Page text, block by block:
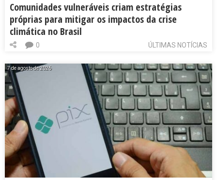
Comunidades vulneráveis criam estratégias
próprias para mitigar os impactos da crise
climática no Brasil
ÚLTIMAS NOTÍCIAS
0
7 de agosto de 2026